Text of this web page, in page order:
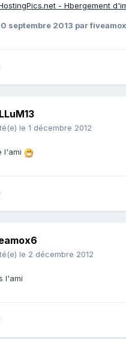
- Hbergement
septembre 2013 par
le 1 décembre 2012
l'ami
le 2 décembre 2012
l'ami